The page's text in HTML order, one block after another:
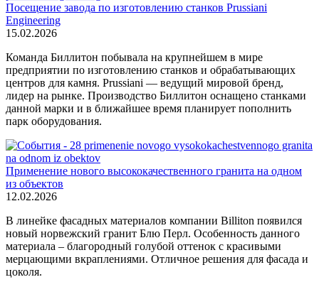
Посещение завода по изготовлению станков Prussiani
Engineering
15.02.2026
Команда Биллитон побывала на крупнейшем в мире
предприятии по изготовлению станков и обрабатывающих
центров для камня. Prussiani — ведущий мировой бренд,
лидер на рынке. Производство Биллитон оснащено станками
данной марки и в ближайшее время планирует пополнить
парк оборудования.
Применение нового высококачественного гранита на одном
из объектов
12.02.2026
В линейке фасадных материалов компании Billiton появился
новый норвежский гранит Блю Перл. Особенность данного
материала – благородный голубой оттенок с красивыми
мерцающими вкраплениями. Отличное решения для фасада и
цоколя.